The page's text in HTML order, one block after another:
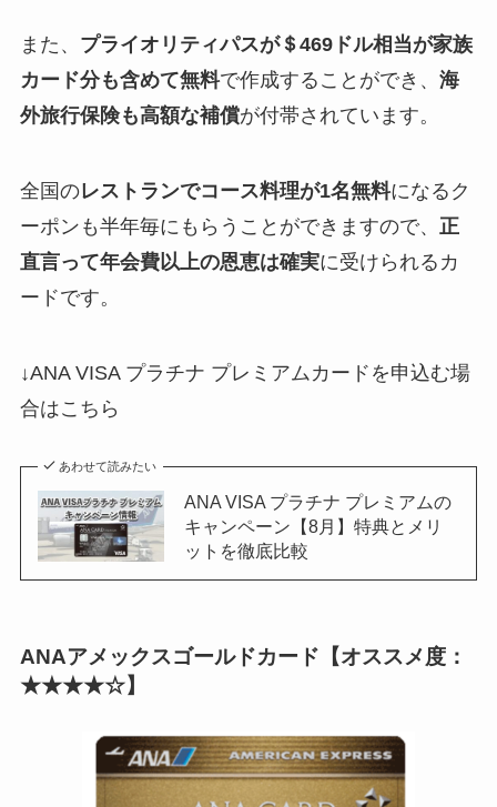
また、 プライオリティパスが＄469ドル相当が家族
カード分も含めて無料で作成することができ、 海
外旅行保険も高額な補償が付帯されています。
全国のレストランでコース料理が1名無料になるク
ーポンも半年毎にもらうことができますので、 正
直言って年会費以上の恩恵は確実に受けられるカ
ードです。
↓ANA VISA プラチナ プレミアムカードを申込む場
合はこちら
あわせて読みたい
ANA VISA プラチナ プレミアムの
キャンペーン【8月】特典とメリ
ットを徹底比較
ANAアメックスゴールドカード【オススメ度：
★★★★☆】